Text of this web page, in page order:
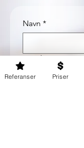
Navn *
Email *
Referanser Priser